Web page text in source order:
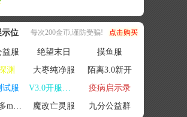
示位 每次200金币,谨防受骗! 点击购买
益服 绝望末日
摸鱼服
渊
大枣纯净服
陌离3.0新开
试服
V3.0开服联机
疫病启示录
九分超多mod群
魔改亡灵服 九分公益群